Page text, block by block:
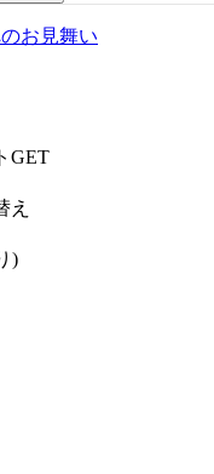
お見舞い
GET
え
)